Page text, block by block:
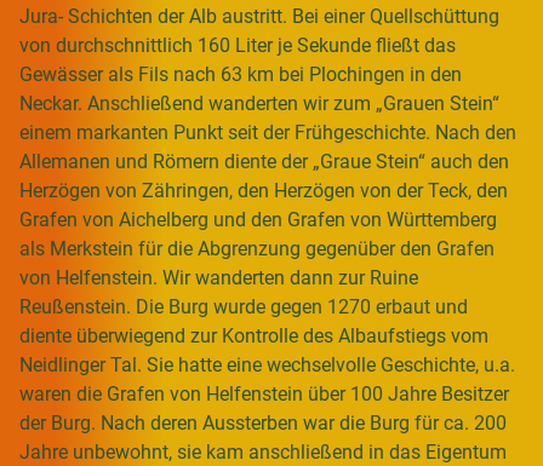
Jura- Schichten der Alb austritt. Bei einer Quellschüttung
von durchschnittlich 160 Liter je Sekunde fließt das
Gewässer als Fils nach 63 km bei Plochingen in den
Neckar. Anschließend wanderten wir zum „Grauen Stein“
einem markanten Punkt seit der Frühgeschichte. Nach den
Allemanen und Römern diente der „Graue Stein“ auch den
Herzögen von Zähringen, den Herzögen von der Teck, den
Grafen von Aichelberg und den Grafen von Württemberg
als Merkstein für die Abgrenzung gegenüber den Grafen
von Helfenstein. Wir wanderten dann zur Ruine
Reußenstein. Die Burg wurde gegen 1270 erbaut und
diente überwiegend zur Kontrolle des Albaufstiegs vom
Neidlinger Tal. Sie hatte eine wechselvolle Geschichte, u.a.
waren die Grafen von Helfenstein über 100 Jahre Besitzer
der Burg. Nach deren Aussterben war die Burg für ca. 200
Jahre unbewohnt, sie kam anschließend in das Eigentum